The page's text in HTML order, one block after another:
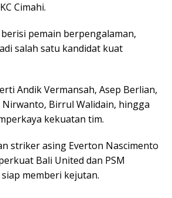
Cimahi.
pemain berpengalaman,
salah satu kandidat kuat
Andik Vermansah, Asep Berlian,
Birrul Walidain, hingga
kekuatan tim.
striker asing Everton Nascimento
Bali United dan PSM
memberi kejutan.